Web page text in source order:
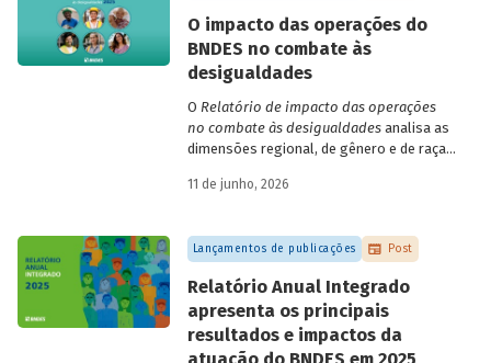
O impacto das operações do
BNDES no combate às
desigualdades
O Relatório de impacto das operações
no combate às desigualdadesanalisa as
dimensões regional, de gênero e de raça,
desigualdade de renda no Brasil, no
BNDES.
11 de junho, 2026
Lançamentos de publicações Post
Relatório Anual Integrado
apresenta os principais
resultados e impactos da